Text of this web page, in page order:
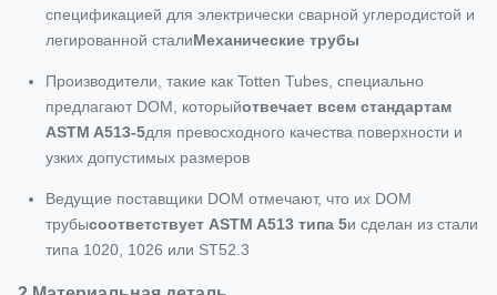
спецификацией для электрически сварной углеродистой и
легированной сталиМеханические трубы
Производители, такие как Totten Tubes, специально
предлагают DOM, которыйотвечает всем стандартам
ASTM A513‐5для превосходного качества поверхности и
узких допустимых размеров
Ведущие поставщики DOM отмечают, что их DOM
трубысоответствует ASTM A513 типа 5и сделан из стали
типа 1020, 1026 или ST52.3